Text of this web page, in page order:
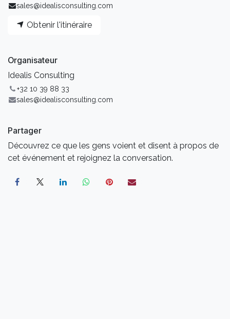
sales@idealisconsulting.com
Obtenir l'itinéraire
Organisateur
Idealis Consulting
+32 10 39 88 33
sales@idealisconsulting.com
Partager
Découvrez ce que les gens voient et disent à propos de
cet événement et rejoignez la conversation.